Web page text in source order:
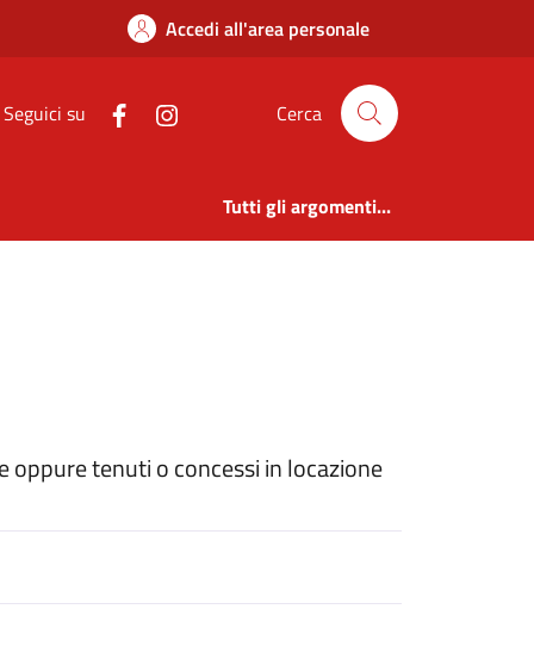
Trasparente |
Accedi all'area personale
Seguici su Cerca
Tutti gli argomenti...
tenuti o concessi in locazione